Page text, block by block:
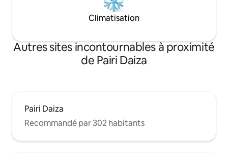
Climatisation
Autres sites incontournables à proximité
de Pairi Daiza
Pairi Daiza
Recommandé par 302 habitants